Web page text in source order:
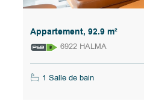
Appartement, 92.9 m²
6922 HALMA
1 Salle de bain